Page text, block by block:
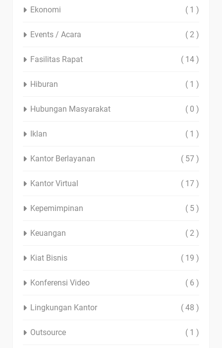
Ekonomi ( 1 )
Events / Acara ( 2 )
Fasilitas Rapat ( 14 )
Hiburan ( 1 )
Hubungan Masyarakat ( 0 )
Iklan ( 1 )
Kantor Berlayanan ( 57 )
Kantor Virtual ( 17 )
Kepemimpinan ( 5 )
Keuangan ( 2 )
Kiat Bisnis ( 19 )
Konferensi Video ( 6 )
Lingkungan Kantor ( 48 )
Outsource ( 1 )